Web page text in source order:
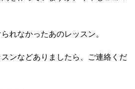
れなかったあのレッスン。
ンなどありましたら、ご連絡くだ